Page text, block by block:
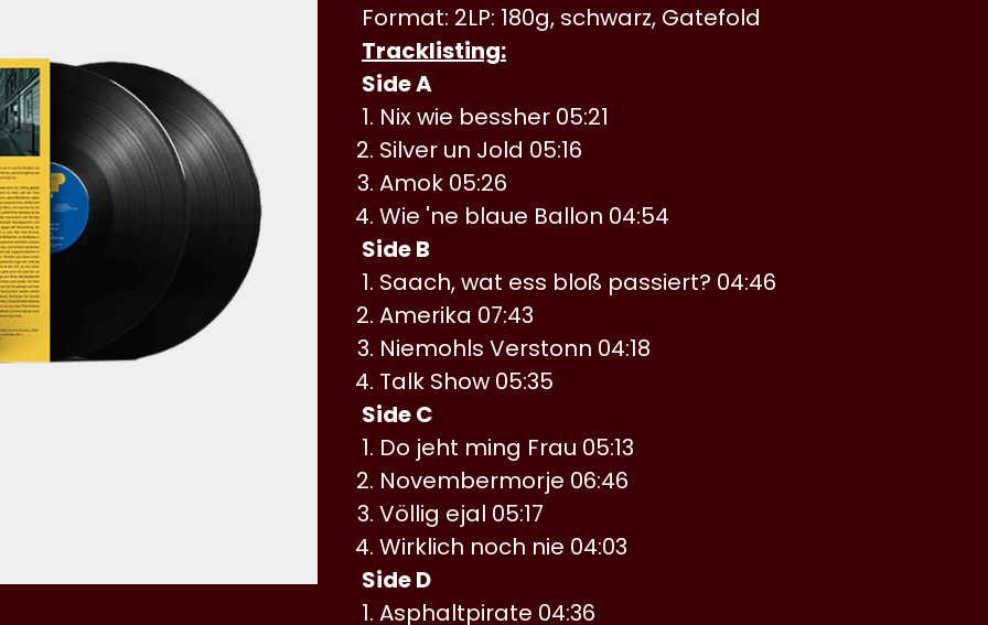
Format: 2LP: 180g, schwarz, Gatefold
Tracklisting:
Side A
Nix wie bessher 05:21
Silver un Jold 05:16
Amok 05:26
Wie 'ne blaue Ballon 04:54
Side B
Saach, wat ess bloß passiert? 04:46
Amerika 07:43
Niemohls Verstonn 04:18
Talk Show 05:35
Side C
Do jeht ming Frau 05:13
Novembermorje 06:46
Völlig ejal 05:17
Wirklich noch nie 04:03
Side D
Asphaltpirate 04:36